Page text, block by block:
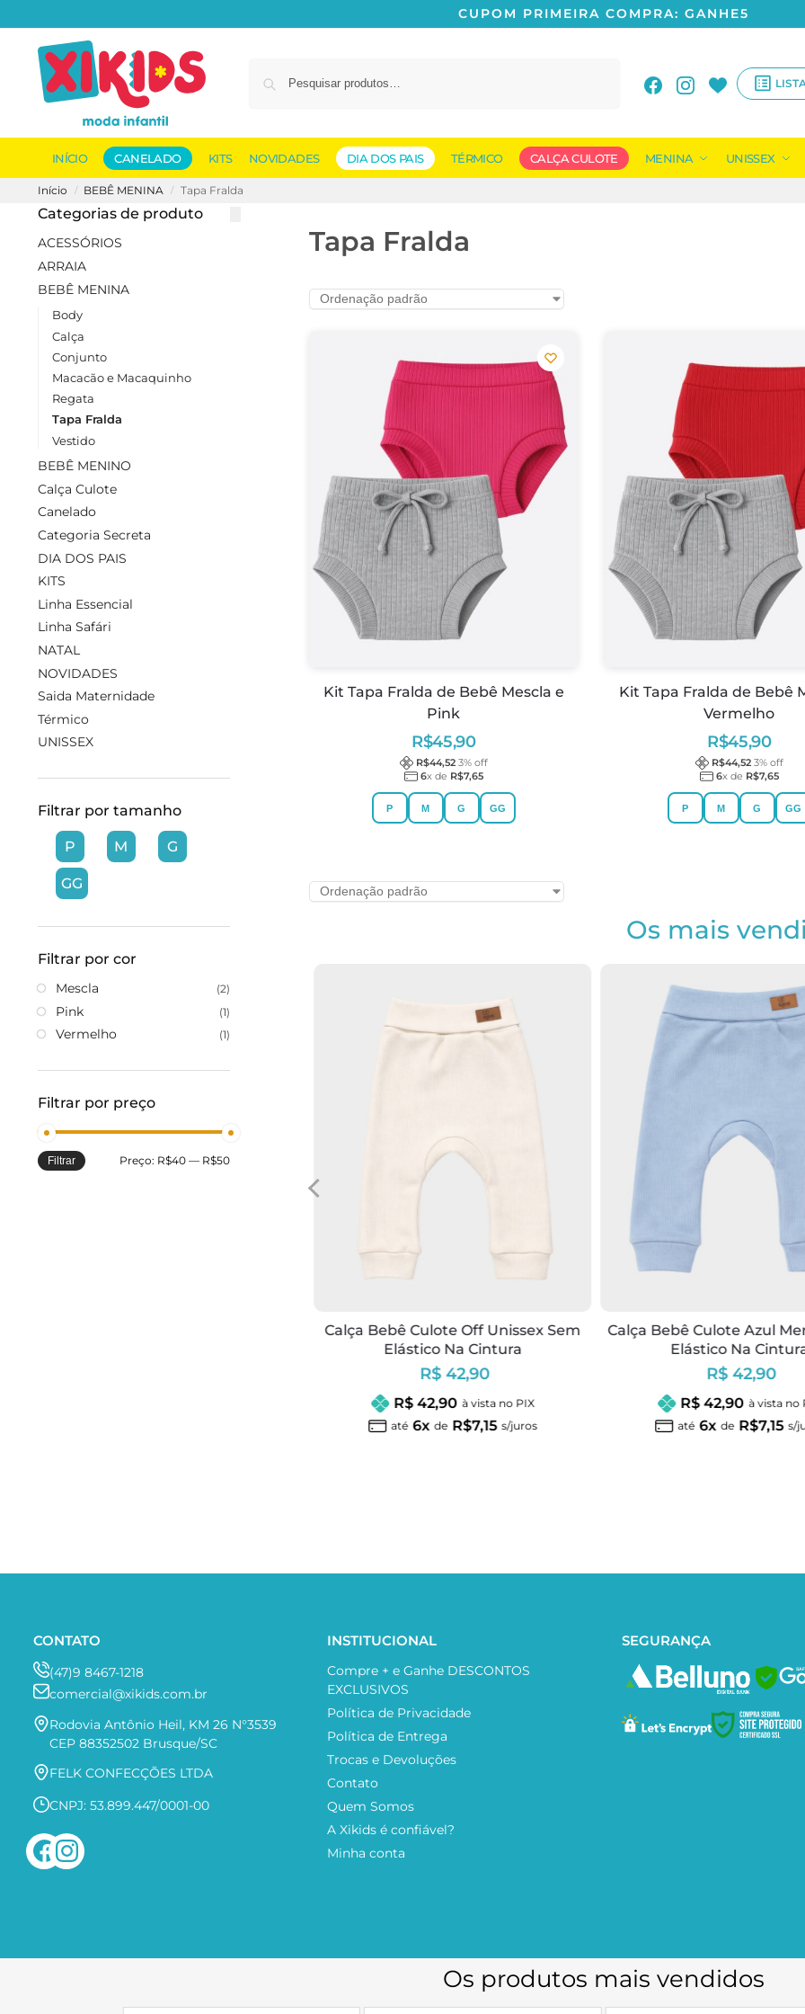
CUPOM PRIMEIRA COMPRA: GANHE5
INÍCIO CANELADO KITS NOVIDADES DIA DOS PAIS TÉRMICO CALÇA CULOTE MENINA UNISSEX
Início / BEBÊ MENINA / Tapa Fralda
Tapa Fralda
Kit Tapa Fralda de Bebê Mescla e
Pink
R$45,90
R$44,52 3% off
6x de R$7,65
P M G GG
Kit Tapa Fralda de Bebê
Vermelho
R$45,90
R$44,52 3% off
6x de R$7,65
P M G GG
Os mais
Calça Bebê Culote Off Unissex Sem
Elástico Na Cintura
R$ 42,90
R$ 42,90 à vista no PIX
até 6x de R$7,15 s/juros
Calça Bebê Culote Azul
Elástico Na
R$ 42,90
R$ 42,90 à vista no
até 6x de R$7,15 s/
Categorias de produto
ACESSÓRIOS
ARRAIA
BEBÊ MENINA
Body
Calça
Conjunto
Macacão e Macaquinho
Regata
Tapa Fralda
Vestido
BEBÊ MENINO
Calça Culote
Canelado
Categoria Secreta
DIA DOS PAIS
KITS
Linha Essencial
Linha Safári
NATAL
NOVIDADES
Saida Maternidade
Térmico
UNISSEX
Filtrar por tamanho
P M G
GG
Filtrar por cor
Mescla (2)
Pink (1)
Vermelho (1)
Filtrar por preço
Filtrar Preço: R$40 — R$50
CONTATO
(47)9 8467-1218
comercial@xikids.com.br
Rodovia Antônio Heil, KM 26 N°3539
CEP 88352502 Brusque/SC
FELK CONFECÇÕES LTDA
CNPJ: 53.899.447/0001-00
INSTITUCIONAL
Compre + e Ganhe DESCONTOS
EXCLUSIVOS
Política de Privacidade
Política de Entrega
Trocas e Devoluções
Contato
Quem Somos
A Xikids é confiável?
Minha conta
SEGURANÇA